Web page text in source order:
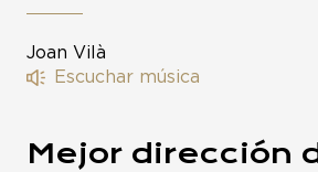
Joan Vilà
Escuchar música
Mejor dirección